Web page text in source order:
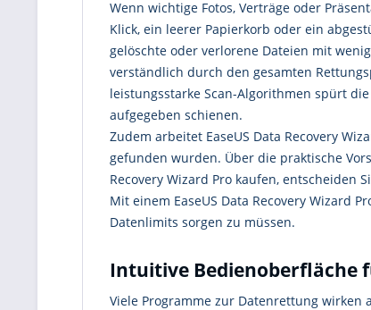
Wenn wichtige Fotos, Verträge oder
Klick, ein leerer Papierkorb oder ein
gelöschte oder verlorene Dateien mit
verständlich durch den gesamten
leistungsstarke Scan-Algorithmen spürt
aufgegeben schienen.
Zudem arbeitet EaseUS Data Recovery
gefunden wurden. Über die praktische
Recovery Wizard Pro kaufen,
Mit einem EaseUS Data Recovery Wizard
Datenlimits sorgen zu müssen.
Intuitive Bedienoberfläche
Viele Programme zur Datenrettung wirken